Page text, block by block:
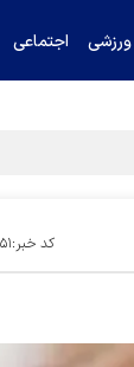
ورزشی اجتماعی
کد خبر:۸۵۹۹۵۱